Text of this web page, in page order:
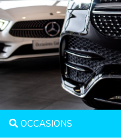
OCCASIONS